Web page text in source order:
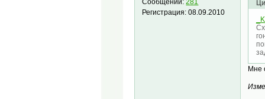
Сообщений:281
Регистрация:08.09.2010
Мне